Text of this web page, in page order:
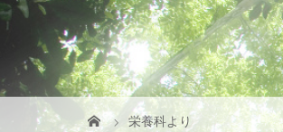
栄養科より